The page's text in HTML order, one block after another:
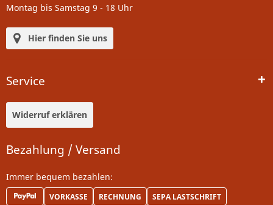
Montag bis Samstag 9 - 18 Uhr
Hier finden Sie uns
Service
Widerruf erklären
Bezahlung / Versand
Immer bequem bezahlen:
VORKASSE RECHNUNG SEPA LASTSCHRIFT